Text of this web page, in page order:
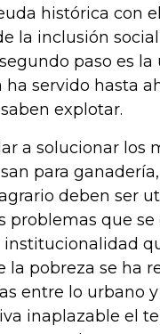
histórica con
la inclusión
paso es
servido hasta
explotar.
a solucionar los
para
deben ser
problemas que
la pobreza se ha
entre lo urbano
inaplazable el